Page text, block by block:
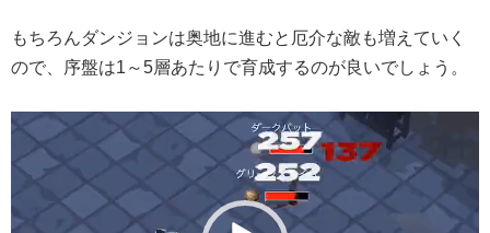
もちろんダンジョンは奥地に進むと厄介な敵も増えていく
ので、序盤は1～5層あたりで育成するのが良いでしょう。
動
画
レ